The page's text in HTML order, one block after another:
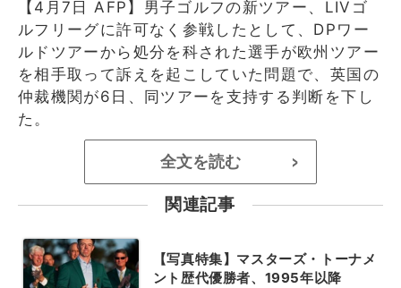
【4月7日 AFP】男子ゴルフの新ツアー、LIVゴ
ルフリーグに許可なく参戦したとして、DPワー
ルドツアーから処分を科された選手が欧州ツアー
を相手取って訴えを起こしていた問題で、英国の
仲裁機関が6日、同ツアーを支持する判断を下し
た。
全文を読む >
関連記事
【写真特集】マスターズ・トーナメ
ント歴代優勝者、1995年以降